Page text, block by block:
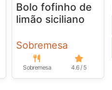
Bolo fofinho de
limão siciliano
Sobremesa
Sobremesa 4.6 / 5